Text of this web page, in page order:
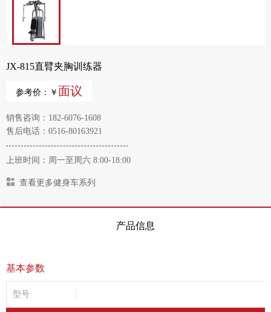
JX-815直臂夹胸训练器
参考价：￥ 面议
销售咨询：182-6076-1608
售后电话：0516-80163921
上班时间：周一至周六 8:00-18:00
查看更多健身车系列
产品信息
基本参数
型号